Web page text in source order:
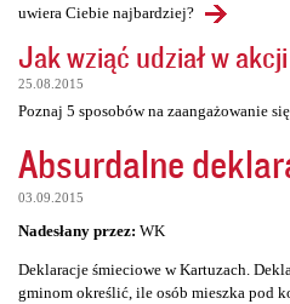
uwiera Ciebie najbardziej?
Jak wziąć udział w
25.08.2015
Poznaj 5 sposobów na zaangażowanie
Absurdalne
03.09.2015
Nadesłany przez: WK
Deklaracje śmieciowe w Kartuzach.
gminom określić, ile osób mieszka pod